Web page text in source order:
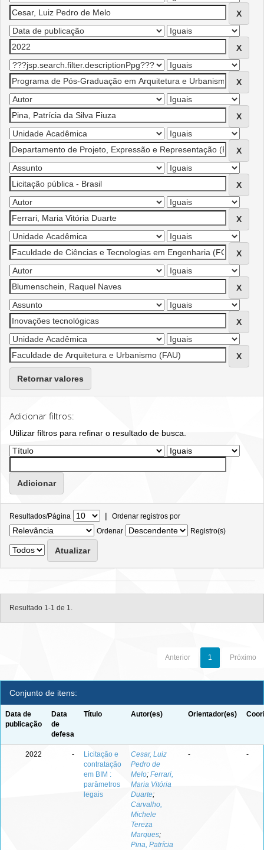
Retornar valores
Adicionar filtros:
Utilizar filtros para refinar o resultado de busca.
Resultados/Página | Ordenar registros por
Ordenar
Registro(s)
Resultado 1-1 de 1.
Anterior 1 Próximo
Conjunto de itens:
Data de
publicação
Data
de
defesa
Título Autor(es) Orientador(es)
2022 -
Licitação e
contratação
em BIM :
parâmetros
legais
Cesar, Luiz
Pedro de
Melo; Ferrari,
Maria Vitória
Duarte;
Carvalho,
Michele
Tereza
Marques;
Pina, Patrícia
- -